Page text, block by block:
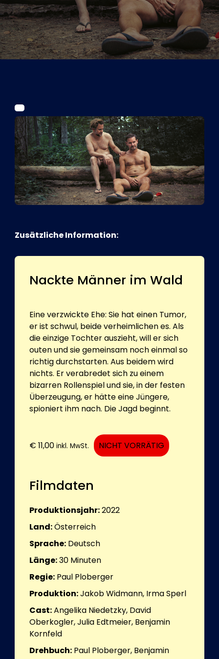
Tickets
Kurier Romy 2026
Zusätzliche Information:
Nackte Männer im Wald
Eine verzwickte Ehe: Sie hat einen Tumor,
er ist schwul, beide verheimlichen es. Als
die einzige Tochter auszieht, will er sich
outen und sie gemeinsam noch einmal so
richtig durchstarten. Aus beidem wird
nichts. Er verabredet sich zu einem
bizarren Rollenspiel und sie, in der festen
Überzeugung, er hätte eine Jüngere,
spioniert ihm nach. Die Jagd beginnt.
€ 11,00 inkl. MwSt. NICHT VORRÄTIG
Filmdaten
Produktionsjahr:2022
Land:Österreich
Sprache: Deutsch
Länge:30 Minuten
Regie: Paul Ploberger
Produktion:Jakob Widmann, Irma Sperl
Cast:Angelika Niedetzky, David
Oberkogler, Julia Edtmeier, Benjamin
Kornfeld
Drehbuch: Paul Ploberger, Benjamin